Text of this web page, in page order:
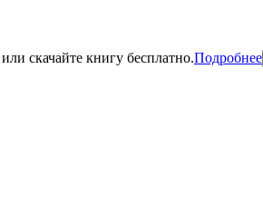
скачайте книгу бесплатно.Подробнее